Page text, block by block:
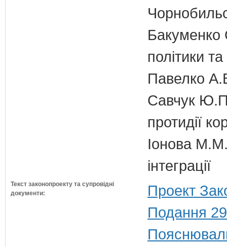
Бакуменко
політики
Павелко
Савчук Ю.П.
протидії
Іонова М.М.
інтеграції
Текст законопроекту та супровідні
документи:
Проект
Подання